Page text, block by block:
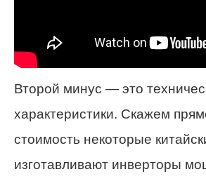
Второй минус — это
характеристики. Скажем
стоимость некоторые
изготавливают инверторы